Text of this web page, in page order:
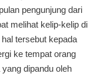
pengunjung dari
melihat kelip-kelip di
tersebut kepada
ke tempat orang
dipandu oleh